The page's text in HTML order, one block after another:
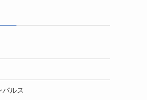
パルス